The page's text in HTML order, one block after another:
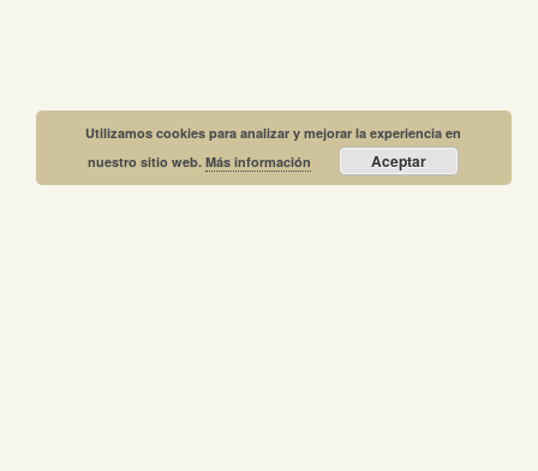
Utilizamos cookies para analizar y mejorar la experiencia en
nuestro sitio web.Más información Aceptar